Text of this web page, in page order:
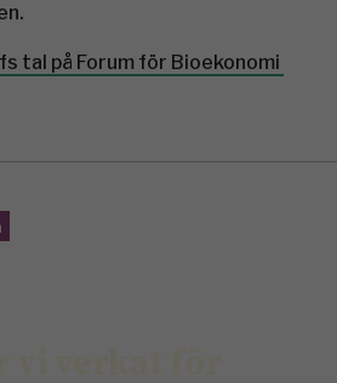
tal på Forum för Bioekonomi